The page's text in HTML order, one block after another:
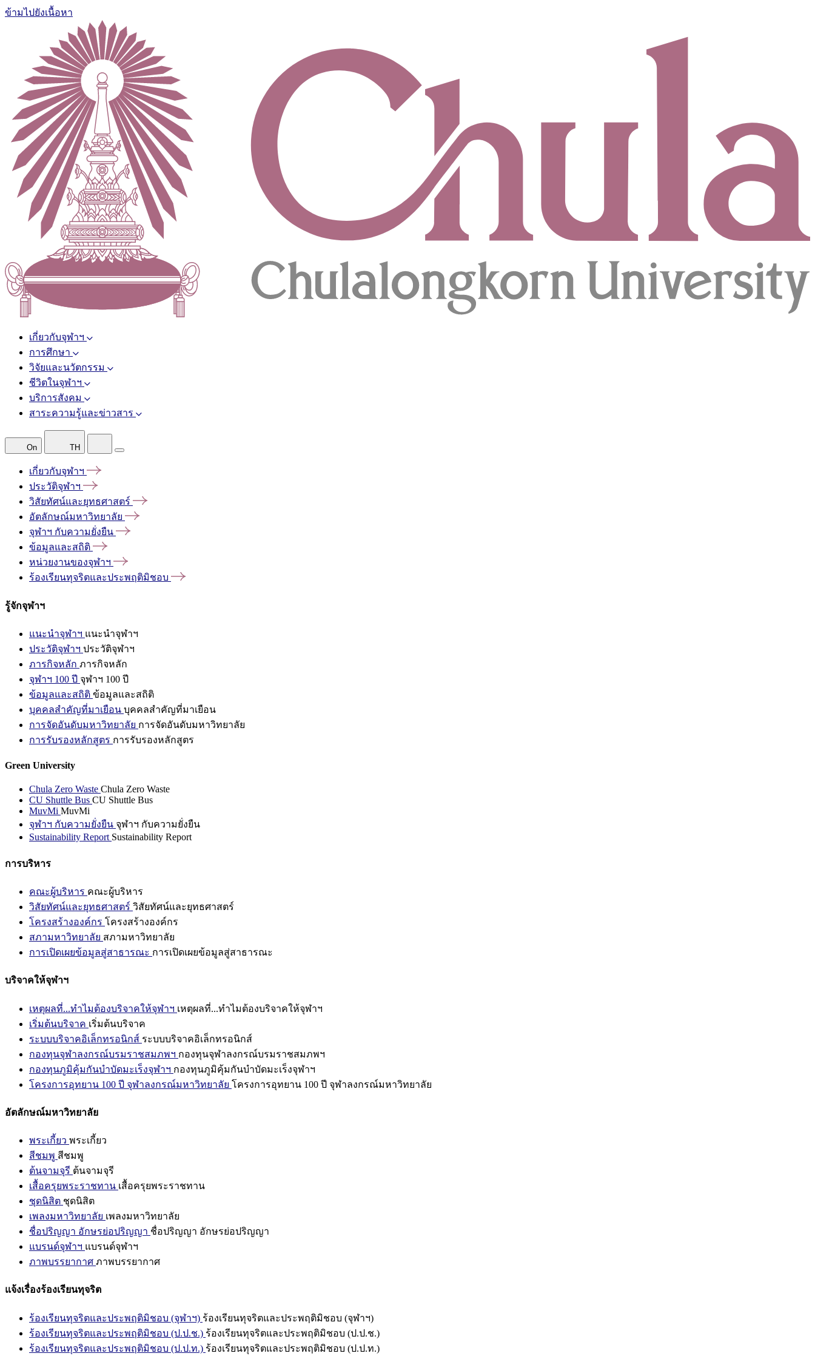
ข้ามไปยังเนื้อหา
เกี่ยวกับจุฬาฯ
การศึกษา
วิจัยและนวัตกรรม
ชีวิตในจุฬาฯ
บริการสังคม
สาระความรู้และข่าวสาร
On TH
เกี่ยวกับจุฬาฯ
ประวัติจุฬาฯ
วิสัยทัศน์และยุทธศาสตร์
อัตลักษณ์มหาวิทยาลัย
จุฬาฯ กับความยั่งยืน
ข้อมูลและสถิติ
หน่วยงานของจุฬาฯ
ร้องเรียนทุจริตและประพฤติมิชอบ
รู้จักจุฬาฯ
แนะนำจุฬาฯ แนะนำจุฬาฯ
ประวัติจุฬาฯ ประวัติจุฬาฯ
ภารกิจหลัก ภารกิจหลัก
จุฬาฯ 100 ปี จุฬาฯ 100 ปี
ข้อมูลและสถิติ ข้อมูลและสถิติ
บุคคลสำคัญที่มาเยือน บุคคลสำคัญที่มาเยือน
การจัดอันดับมหาวิทยาลัย การจัดอันดับมหาวิทยาลัย
การรับรองหลักสูตร การรับรองหลักสูตร
Green University
Chula Zero Waste Chula Zero Waste
CU Shuttle Bus CU Shuttle Bus
MuvMi MuvMi
จุฬาฯ กับความยั่งยืน จุฬาฯ กับความยั่งยืน
Sustainability Report Sustainability Report
การบริหาร
คณะผู้บริหาร คณะผู้บริหาร
วิสัยทัศน์และยุทธศาสตร์ วิสัยทัศน์และยุทธศาสตร์
โครงสร้างองค์กร โครงสร้างองค์กร
สภามหาวิทยาลัย สภามหาวิทยาลัย
การเปิดเผยข้อมูลสู่สาธารณะ การเปิดเผยข้อมูลสู่สาธารณะ
บริจาคให้จุฬาฯ
เหตุผลที่...ทำไมต้องบริจาคให้จุฬาฯ เหตุผลที่...ทำไมต้องบริจาคให้จุฬาฯ
เริ่มต้นบริจาค เริ่มต้นบริจาค
ระบบบริจาคอิเล็กทรอนิกส์ ระบบบริจาคอิเล็กทรอนิกส์
กองทุนจุฬาลงกรณ์บรมราชสมภพฯ กองทุนจุฬาลงกรณ์บรมราชสมภพฯ
กองทุนภูมิคุ้มกันบำบัดมะเร็งจุฬาฯ กองทุนภูมิคุ้มกันบำบัดมะเร็งจุฬาฯ
โครงการอุทยาน 100 ปี จุฬาลงกรณ์มหาวิทยาลัย โครงการอุทยาน 100 ปี จุฬาลงกรณ์มหาวิทยาลัย
อัตลักษณ์มหาวิทยาลัย
พระเกี้ยว พระเกี้ยว
สีชมพู สีชมพู
ต้นจามจุรี ต้นจามจุรี
เสื้อครุยพระราชทาน เสื้อครุยพระราชทาน
ชุดนิสิต ชุดนิสิต
เพลงมหาวิทยาลัย เพลงมหาวิทยาลัย
ชื่อปริญญา อักษรย่อปริญญา ชื่อปริญญา อักษรย่อปริญญา
แบรนด์จุฬาฯ แบรนด์จุฬาฯ
ภาพบรรยากาศ ภาพบรรยากาศ
แจ้งเรื่องร้องเรียนทุจริต
ร้องเรียนทุจริตและประพฤติมิชอบ (จุฬาฯ) ร้องเรียนทุจริตและประพฤติมิชอบ (จุฬาฯ)
ร้องเรียนทุจริตและประพฤติมิชอบ (ป.ป.ช.) ร้องเรียนทุจริตและประพฤติมิชอบ (ป.ป.ช.)
ร้องเรียนทุจริตและประพฤติมิชอบ (ป.ป.ท.) ร้องเรียนทุจริตและประพฤติมิชอบ (ป.ป.ท.)